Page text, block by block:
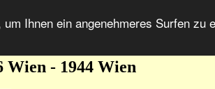
Ihnen ein angenehmeres Surfen zu
- 1944 Wien